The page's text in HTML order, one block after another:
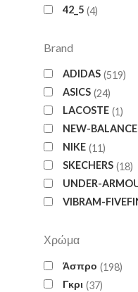
42_5 4
Brand
ADIDAS 519
ASICS 24
LACOSTE 1
NEW-BALANCE
NIKE 11
SKECHERS 18
UNDER-
VIBRAM-
Χρώμα
Άσπρο 198
Γκρι 37